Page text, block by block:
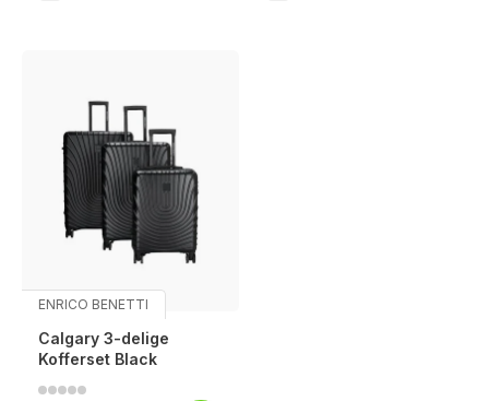
ENRICO BENETTI
Calgary 3-delige
Kofferset Black